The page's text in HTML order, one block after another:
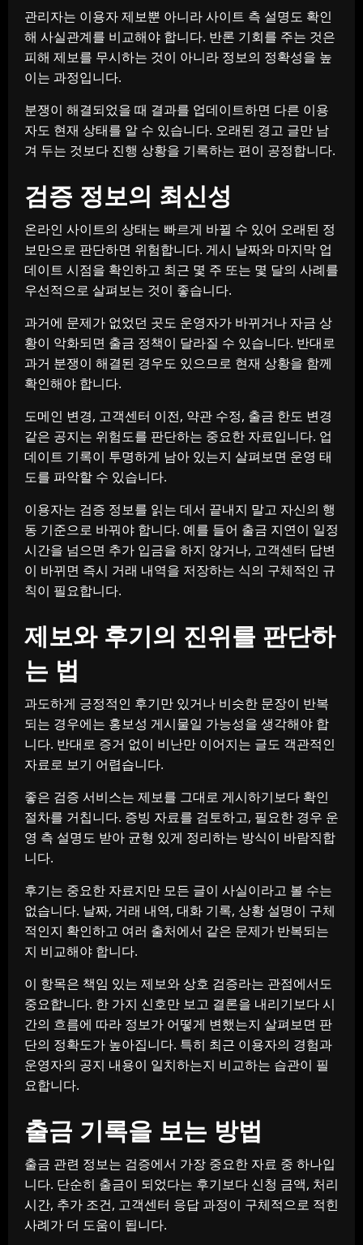
관리자는 이용자 제보뿐 아니라 사이트 측 설명도 확인
해 사실관계를 비교해야 합니다. 반론 기회를 주는 것은
피해 제보를 무시하는 것이 아니라 정보의 정확성을 높
이는 과정입니다.
분쟁이 해결되었을 때 결과를 업데이트하면 다른 이용
자도 현재 상태를 알 수 있습니다. 오래된 경고 글만 남
겨 두는 것보다 진행 상황을 기록하는 편이 공정합니다.
검증 정보의 최신성
온라인 사이트의 상태는 빠르게 바뀔 수 있어 오래된 정
보만으로 판단하면 위험합니다. 게시 날짜와 마지막 업
데이트 시점을 확인하고 최근 몇 주 또는 몇 달의 사례를
우선적으로 살펴보는 것이 좋습니다.
과거에 문제가 없었던 곳도 운영자가 바뀌거나 자금 상
황이 악화되면 출금 정책이 달라질 수 있습니다. 반대로
과거 분쟁이 해결된 경우도 있으므로 현재 상황을 함께
확인해야 합니다.
도메인 변경, 고객센터 이전, 약관 수정, 출금 한도 변경
같은 공지는 위험도를 판단하는 중요한 자료입니다. 업
데이트 기록이 투명하게 남아 있는지 살펴보면 운영 태
도를 파악할 수 있습니다.
이용자는 검증 정보를 읽는 데서 끝내지 말고 자신의 행
동 기준으로 바꿔야 합니다. 예를 들어 출금 지연이 일정
시간을 넘으면 추가 입금을 하지 않거나, 고객센터 답변
이 바뀌면 즉시 거래 내역을 저장하는 식의 구체적인 규
칙이 필요합니다.
제보와 후기의 진위를 판단하
는 법
과도하게 긍정적인 후기만 있거나 비슷한 문장이 반복
되는 경우에는 홍보성 게시물일 가능성을 생각해야 합
니다. 반대로 증거 없이 비난만 이어지는 글도 객관적인
자료로 보기 어렵습니다.
좋은 검증 서비스는 제보를 그대로 게시하기보다 확인
절차를 거칩니다. 증빙 자료를 검토하고, 필요한 경우 운
영 측 설명도 받아 균형 있게 정리하는 방식이 바람직합
니다.
후기는 중요한 자료지만 모든 글이 사실이라고 볼 수는
없습니다. 날짜, 거래 내역, 대화 기록, 상황 설명이 구체
적인지 확인하고 여러 출처에서 같은 문제가 반복되는
지 비교해야 합니다.
이 항목은 책임 있는 제보와 상호 검증라는 관점에서도
중요합니다. 한 가지 신호만 보고 결론을 내리기보다 시
간의 흐름에 따라 정보가 어떻게 변했는지 살펴보면 판
단의 정확도가 높아집니다. 특히 최근 이용자의 경험과
운영자의 공지 내용이 일치하는지 비교하는 습관이 필
요합니다.
출금 기록을 보는 방법
출금 관련 정보는 검증에서 가장 중요한 자료 중 하나입
니다. 단순히 출금이 되었다는 후기보다 신청 금액, 처리
시간, 추가 조건, 고객센터 응답 과정이 구체적으로 적힌
사례가 더 도움이 됩니다.